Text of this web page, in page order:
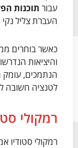
עבור תוכנות
העברת צליל נקי
כאשר בוחרים
והיציאות
הנתמכים, עומק
לטנציה חשובה
רמקולי
רמקולי סטודיו